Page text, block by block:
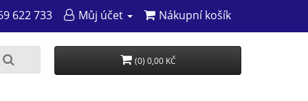
622 733 Můj účet Nákupní košík
(0) 0,00 KČ